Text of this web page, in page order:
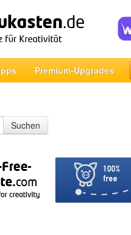
Premium-Upgrades
Suchen